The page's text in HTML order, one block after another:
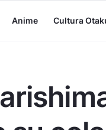
Anime Cultura